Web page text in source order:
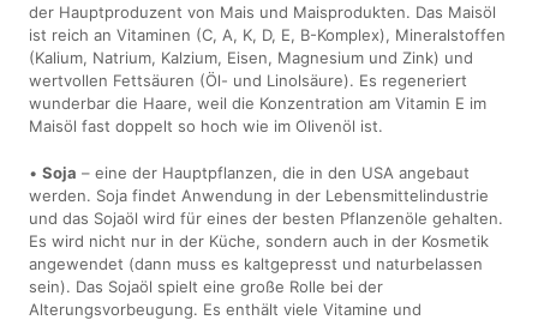
der Hauptproduzent von Mais und Maisprodukten. Das Maisöl
ist reich an Vitaminen (C, A, K, D, E, B-Komplex), Mineralstoffen
(Kalium, Natrium, Kalzium, Eisen, Magnesium und Zink) und
wertvollen Fettsäuren (Öl- und Linolsäure). Es regeneriert
wunderbar die Haare, weil die Konzentration am Vitamin E im
Maisöl fast doppelt so hoch wie im Olivenöl ist.
•Soja – eine der Hauptpflanzen, die in den USA angebaut
werden. Soja findet Anwendung in der Lebensmittelindustrie
und das Sojaöl wird für eines der besten Pflanzenöle gehalten.
Es wird nicht nur in der Küche, sondern auch in der Kosmetik
angewendet (dann muss es kaltgepresst und naturbelassen
sein). Das Sojaöl spielt eine große Rolle bei der
Alterungsvorbeugung. Es enthält viele Vitamine und